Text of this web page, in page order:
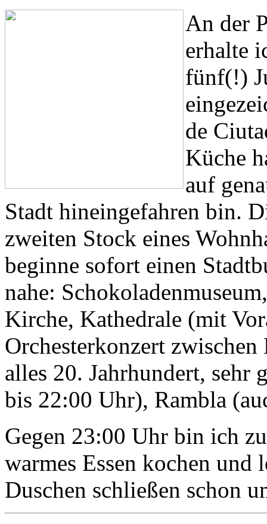
An der
erhalte
fünf(!)
de
Küche
auf
Stadt hineingefahren bin.
zweiten Stock eines
beginne sofort einen
nahe:
Kirche, Kathedrale (mit
Orchesterkonzert
alles 20. Jahrhundert, sehr
bis 22:00 Uhr), Rambla
Gegen 23:00 Uhr bin ich
warmes Essen kochen
Duschen schließen schon